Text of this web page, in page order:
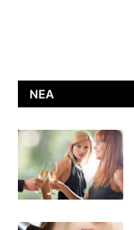
ΝΈΑ